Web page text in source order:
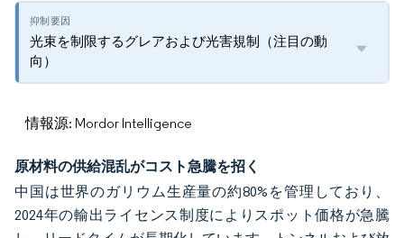
光束を制限するグレアおよび光害規制（注目の動
向）
情報源: Mordor Intelligence
原材料の供給混乱がコスト急騰を招く
中国は世界のガリウム生産量の約80%を管理しており、
2024年の輸出ライセンス制度によりスポット価格が急騰